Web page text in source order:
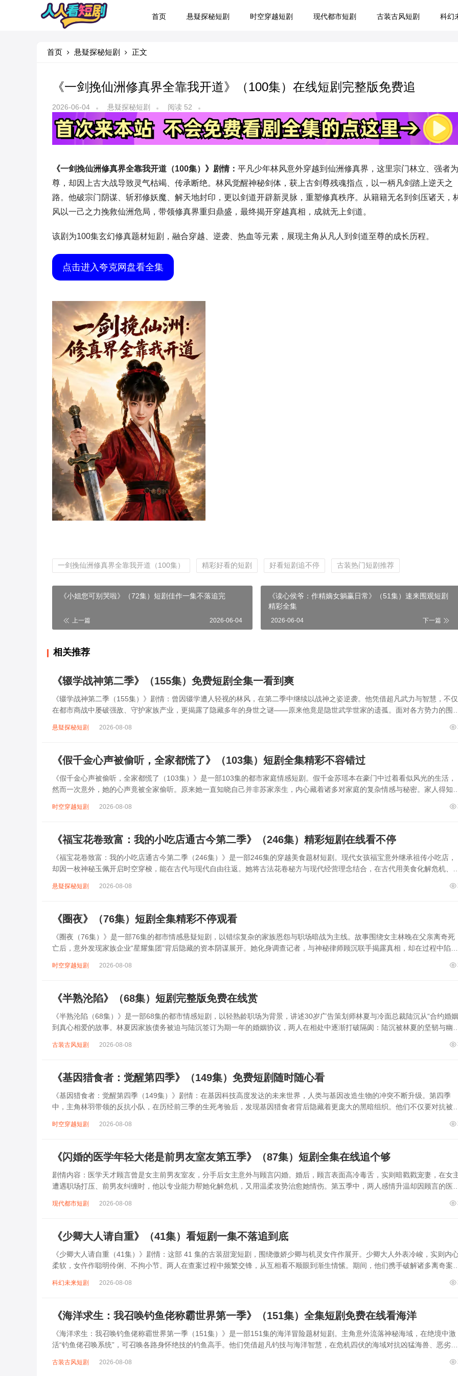
首页 悬疑探秘短剧 时空穿越短剧 现代都市短剧 古装古风短剧 科幻
首页 悬疑探秘短剧 正文
《一剑挽仙洲修真界全靠我开道》（100集）在线短剧完整版免费追
2026-06-04 悬疑探秘短剧 阅读 52
《一剑挽仙洲修真界全靠我开道（100集）》剧情： 平凡少年林风意外穿越到仙洲修真界，这里宗门林立、强者为
尊，却因上古大战导致灵气枯竭、传承断绝。林风觉醒神秘剑体，获上古剑尊残魂指点，以一柄凡剑踏上逆天之
路。他破宗门阴谋、斩邪修妖魔、解天地封印，更以剑道开辟新灵脉，重塑修真秩序。从籍籍无名到剑压诸天，
风以一己之力挽救仙洲危局，带领修真界重归鼎盛，最终揭开穿越真相，成就无上剑道。
该剧为100集玄幻修真题材短剧，融合穿越、逆袭、热血等元素，展现主角从凡人到剑道至尊的成长历程。
点击进入夸克网盘看全集
一剑挽仙洲修真界全靠我开道（100集） 精彩好看的短剧 好看短剧追不停 古装热门短剧推荐
《小姐您可别哭啦》（72集）短剧佳作一集不落追完
上一篇 2026-06-04
《读心侯爷：作精嫡女躺赢日常》（51集）速来围观短剧
精彩全集
2026-06-04 下一篇
相关推荐
《辍学战神第二季》（155集）免费短剧全集一看到爽
《辍学战神第二季（155集）》剧情：曾因辍学遭人轻视的林风，在第二季中继续以战神之姿逆袭。他凭借超凡武力与智慧，不仅
在都市商战中屡破强敌、守护家族产业，更揭露了隐藏多年的身世之谜——原来他竟是隐世武学世家的遗孤。面对各方势力的围剿
悬疑探秘短剧 2026-08-08
《假千金心声被偷听，全家都慌了》（103集）短剧全集精彩不容错过
《假千金心声被偷听，全家都慌了（103集）》是一部103集的都市家庭情感短剧。假千金苏瑶本在豪门中过着看似风光的生活，
然而一次意外，她的心声竟被全家偷听。原来她一直知晓自己并非苏家亲生，内心藏着诸多对家庭的复杂情感与秘密。家人得知后
时空穿越短剧 2026-08-08
《福宝花卷致富：我的小吃店通古今第二季》（246集）精彩短剧在线看不停
《福宝花卷致富：我的小吃店通古今第二季（246集）》是一部246集的穿越美食题材短剧。现代女孩福宝意外继承祖传小吃店，
却因一枚神秘玉佩开启时空穿梭，能在古代与现代自由往返。她将古法花卷秘方与现代经营理念结合，在古代用美食化解危机、结
悬疑探秘短剧 2026-08-08
《圈夜》（76集）短剧全集精彩不停观看
《圈夜（76集）》是一部76集的都市情感悬疑短剧，以错综复杂的家族恩怨与职场暗战为主线。故事围绕女主林晚在父亲离奇死
亡后，意外发现家族企业“星耀集团”背后隐藏的资本阴谋展开。她化身调查记者，与神秘律师顾沉联手揭露真相，却在过程中陷入
时空穿越短剧 2026-08-08
《半熟沦陷》（68集）短剧完整版免费在线赏
《半熟沦陷（68集）》是一部68集的都市情感短剧，以轻熟龄职场为背景，讲述30岁广告策划师林夏与冷面总裁陆沉从“合约婚
到真心相爱的故事。林夏因家族债务被迫与陆沉签订为期一年的婚姻协议，两人在相处中逐渐打破隔阂：陆沉被林夏的坚韧与幽默
古装古风短剧 2026-08-08
《基因猎食者：觉醒第四季》（149集）免费短剧随时随心看
《基因猎食者：觉醒第四季（149集）》剧情：在基因科技高度发达的未来世界，人类与基因改造生物的冲突不断升级。第四季
中，主角林羽带领的反抗小队，在历经前三季的生死考验后，发现基因猎食者背后隐藏着更庞大的黑暗组织。他们不仅要对抗被基
时空穿越短剧 2026-08-08
《闪婚的医学年轻大佬是前男友室友第五季》（87集）短剧全集在线追个够
剧情内容：医学天才顾言曾是女主前男友室友，分手后女主意外与顾言闪婚。婚后，顾言表面高冷毒舌，实则暗戳戳宠妻，在女
遭遇职场打压、前男友纠缠时，他以专业能力帮她化解危机，又用温柔攻势治愈她情伤。第五季中，两人感情升温却因顾言的医学
现代都市短剧 2026-08-08
《少卿大人请自重》（41集）看短剧一集不落追到底
《少卿大人请自重（41集）》剧情：这部 41 集的古装甜宠短剧，围绕傲娇少卿与机灵女仵作展开。少卿大人外表冷峻，实则内
柔软，女仵作聪明伶俐、不拘小节。两人在查案过程中频繁交锋，从互相看不顺眼到渐生情愫。期间，他们携手破解诸多离奇案
科幻未来短剧 2026-08-08
《海洋求生：我召唤钓鱼佬称霸世界第一季》（151集）全集短剧免费在线看海洋
《海洋求生：我召唤钓鱼佬称霸世界第一季（151集）》是一部151集的海洋冒险题材短剧。主角意外流落神秘海域，在绝境中激
活“钓鱼佬召唤系统”，可召唤各路身怀绝技的钓鱼高手。他们凭借超凡钓技与海洋智慧，在危机四伏的海域对抗凶猛海兽、恶劣天
古装古风短剧 2026-08-08